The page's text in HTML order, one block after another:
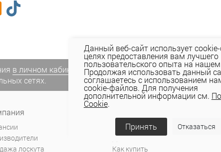
в личном кабинете Elema(email, viber) или
сетях.
лоскута
Оплата
Доставка
Как купить
Данный веб-сайт использует
целях предоставления вам лучшего
пользовательского опыта на нашем
Продолжая использовать данный
соглашаетесь с использованием
cookie-файлов. Для получения
дополнительной информации см.
Cookie.
Принять Отказаться